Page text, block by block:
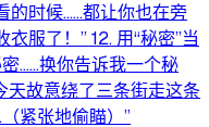
的时候……都让你也在旁
服了！” 12. 用“秘密”当
……换你告诉我一个秘
故意绕了三条街走这条
紧张地偷瞄）”